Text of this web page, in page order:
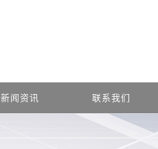
新闻资讯 联系我们